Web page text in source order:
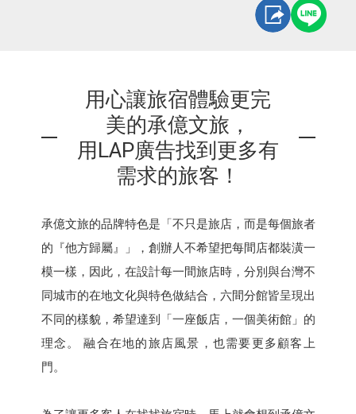
用心讓旅宿體驗更完
美的承億文旅，
用LAP廣告找到更多有
需求的旅客！
承億文旅的品牌特色是「不只是旅店，而是每個旅者
的『他方歸屬』」，創辦人不希望把每間店都裝潢一
模一樣，因此，在設計每一間旅店時，分別與台灣不
同城市的在地文化與特色做結合，六間分館皆呈現出
不同的樣貌，希望達到「一座飯店，一個美術館」的
理念。 融合在地的旅店風景，也需要更多顧客上
門。